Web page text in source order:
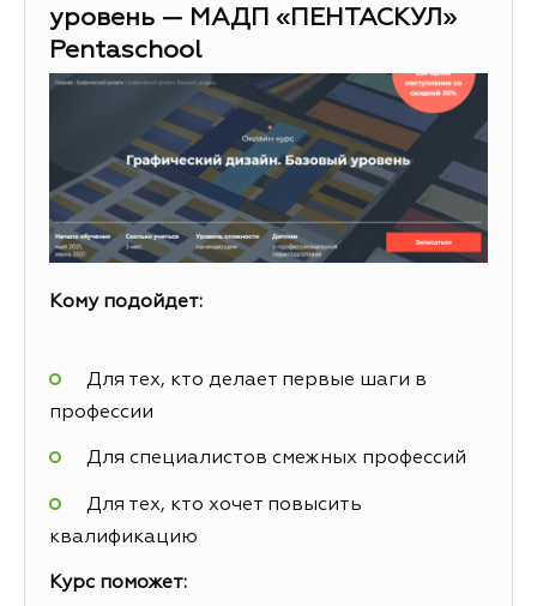
уровень — МАДП «ПЕНТАСКУЛ»
Pentaschool
Кому подойдет:
Для тех, кто делает первые шаги в
профессии
Для специалистов смежных профессий
Для тех, кто хочет повысить
квалификацию
Курс поможет: